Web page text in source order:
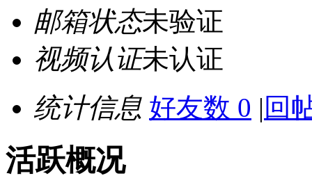
邮箱状态未验证
视频认证未认证
统计信息 好友数 0 | 回
活跃概况